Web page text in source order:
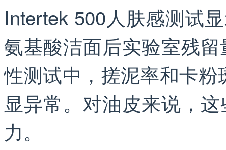
Intertek 500人肤感测试
氨基酸洁面后实验室残
性测试中，搓泥率和卡
显异常。对油皮来说，
力。